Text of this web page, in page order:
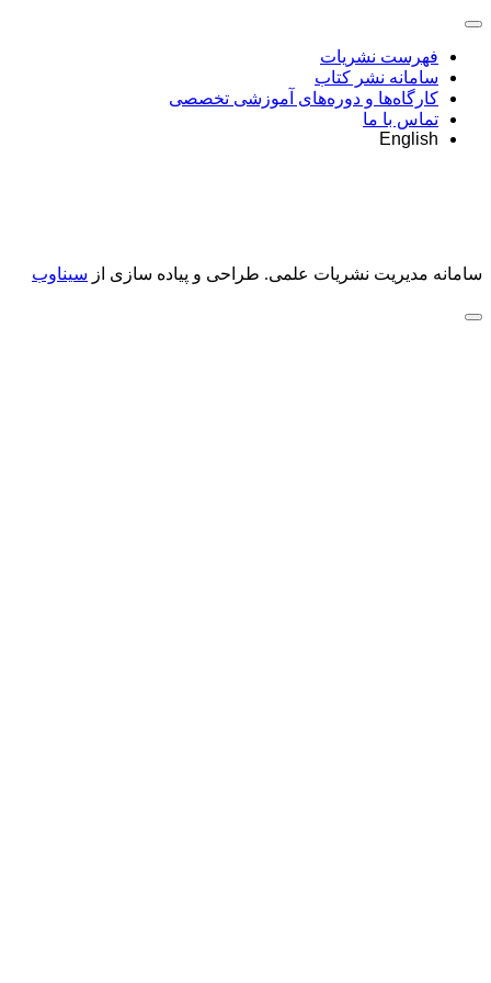
فهرست نشریات
سامانه نشر کتاب
کارگاه‌ها و دوره‌های آموزشی تخصصی
تماس با ما
English
سامانه مدیریت نشریات علمی. طراحی و پیاده سازی از سیناوب